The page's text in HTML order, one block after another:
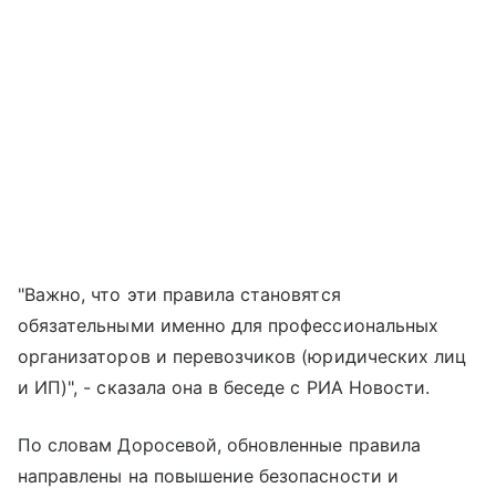
"Важно, что эти правила становятся
обязательными именно для профессиональных
организаторов и перевозчиков (юридических лиц
и ИП)", - сказала она в беседе с РИА Новости.
По словам Доросевой, обновленные правила
направлены на повышение безопасности и